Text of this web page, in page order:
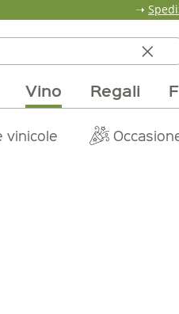
➝
Vino Regali
grigliata Mondo
Bevande Pane,
vinicole
online Borse e
Profumi & fragranze
Team Nostri